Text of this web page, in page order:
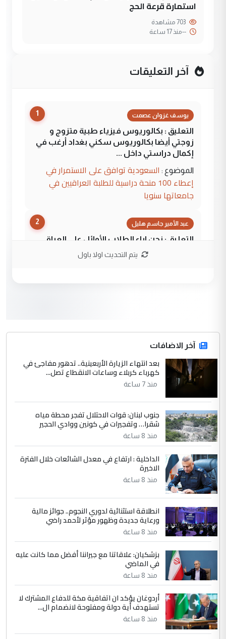
استمارة قرعة الحج
--منذ 17 ساعة
آخر التعليقات
1 يوسف غزوان عصمت
التعليق : بكالوريوس فيزياء طبية متزوج و
زوجتي أيضا بكالوريوس سكني بغداد أرغب في
إكمال دراستي داخل ...
الموضوع : السعودية توافق على الاستمرار في
إعطاء 100 منحة دراسية للطلبة العراقيين في
جامعاتها سنويا
2 عبد الأمير جاسم هليل
التعليق : نحن اباء الطلاب الأوائل على العراق
نتشرف بلقاء السيد احمد الصافي في العتبات
التعليق : قرار مستعجل جدا ولامصلحة فيه
للوزاره ولا للمواطن القرار الصائب يكون بعد
الاستماع للمدير ومغرفة ...
الموضوع :
وزير الصحة يعفي مدير مستشفى الكرخ
العام في بغداد
4 سردار
التعليق : واحد من عصابة علي ماما يسقط
جنسية الرافد الثالث للعراق ومن اصول عريقة
ابا فرات ...
الموضوع :
الجواهري يرد على صدام حسين سل
مضجعيك يابن الزنا (نص كامل)
5 سردار
التعليق : واحد من عصابة علي ماما يسقط
جنسية الرافد الثالث للعراق ومن اصول عريقة
الموضوع :
الجواهري يرد على صدام حسين سل
مضجعيك يابن الزنا (نص كامل)
يتم التحديث اولا باول
آخر الاضافات
بعد انتهاء الزيارة الأربعينية.. تدهور مفاجئ في
كهرباء كربلاء وساعات الانقطاع تصل...
منذ 7 ساعة
جنوب لبنان: قوات الاحتلال تفجر محطة مياه
شقرا… وتفجيرات في كونين ووادي الحجير
منذ 8 ساعة
الداخلية : ارتفاع في معدل الشائعات خلال الفترة
الاخيرة
منذ 8 ساعة
انطلاقة استثنائية لدوري النجوم.. جوائز مالية
ورعاية جديدة وظهور مؤثر لأحمد راضي
منذ 8 ساعة
بزشكيان: علاقاتنا مع جيراننا أفضل مما كانت عليه
في الماضي
منذ 8 ساعة
أردوغان يؤكد ان اتفاقية مكة للدفاع المشترك لا
تستهدف أية دولة ومفتوحة لانضمام ال...
منذ 8 ساعة